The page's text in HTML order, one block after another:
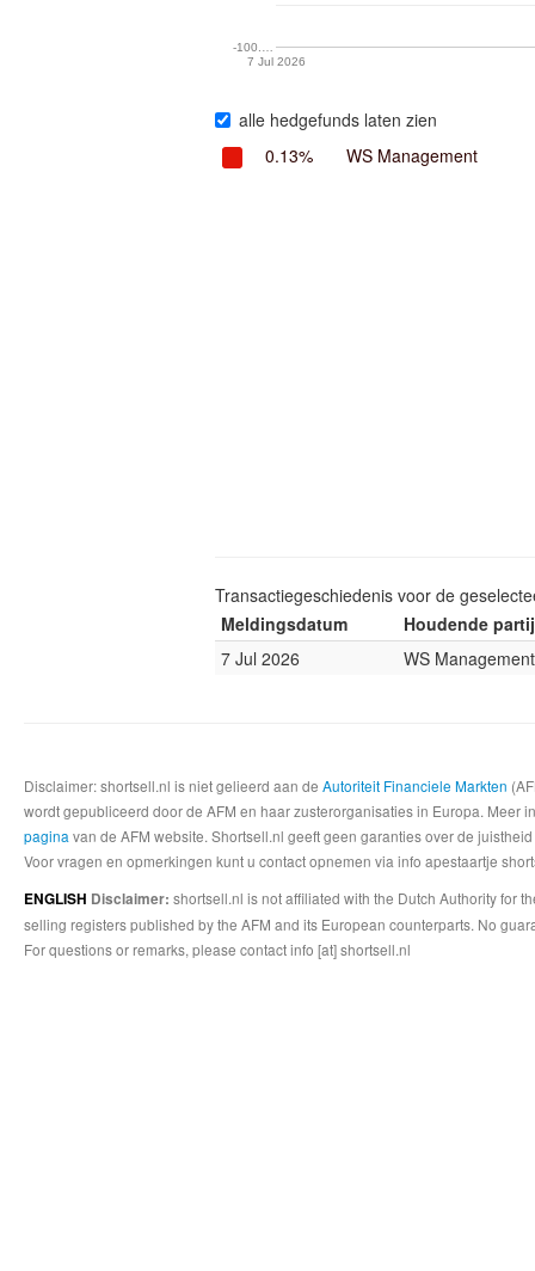
7 Jul 2026
-100.…
alle hedgefunds laten zien
0.13%
WS Management
Transactiegeschiedenis voor de
Meldingsdatum
Houdende partij
7 Jul 2026
WS Management
Disclaimer: shortsell.nl is niet gelieerd aan de Autoriteit Financiele Markten
wordt gepubliceerd door de AFM en haar zusterorganisaties in Europa.
pagina van de AFM website. Shortsell.nl geeft geen garanties over de
Voor vragen en opmerkingen kunt u contact opnemen via info apestaartje
ENGLISH Disclaimer: shortsell.nl is not affiliated with the Dutch Authority for
selling registers published by the AFM and its European counterparts. No
For questions or remarks, please contact info [at] shortsell.nl